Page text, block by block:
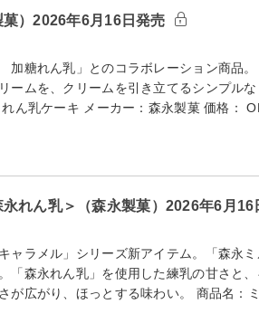
）2026年6月16日発売
糖れん乳」とのコラボレーション商品。
ームを、クリームを引き立てるシンプル
ん乳ケーキ メーカー：森永製菓 価格：
れん乳＞（森永製菓）2026年6月16
ャラメル」シリーズ新アイテム。「森永
「森永れん乳」を使用した練乳の甘さと
が広がり、ほっとする味わい。 商品名：